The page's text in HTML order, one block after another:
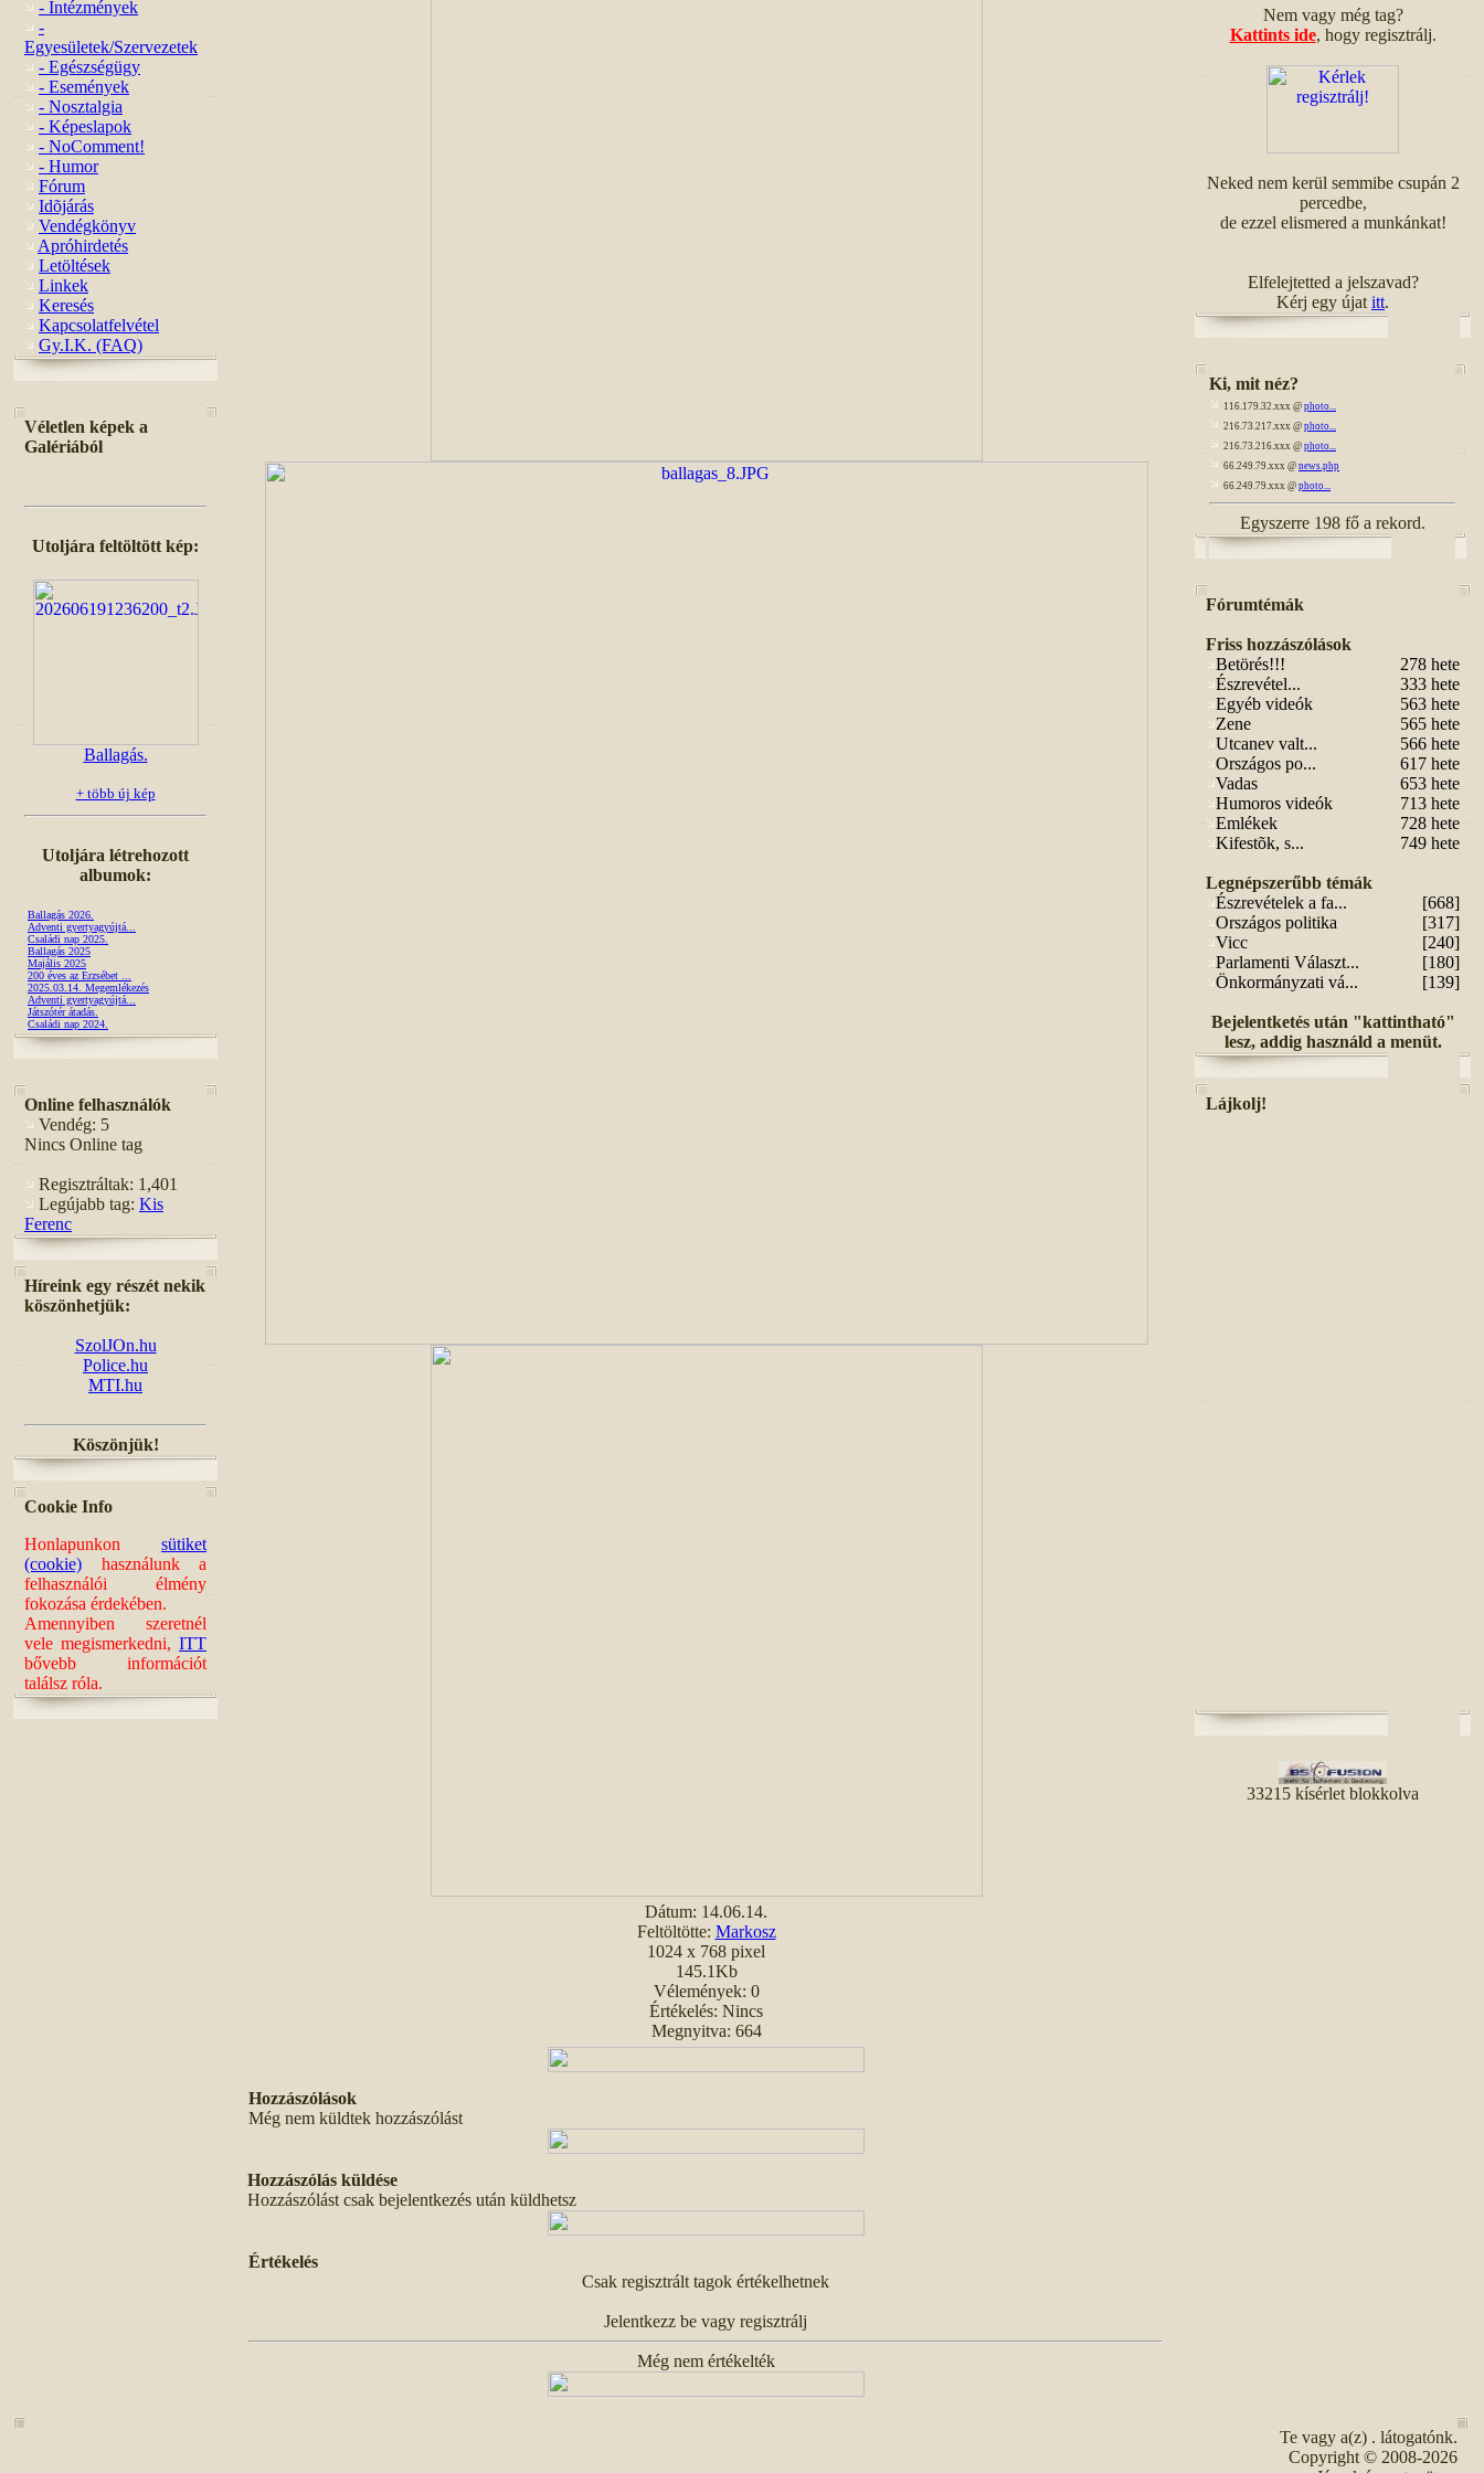
- Intézmények
-
Egyesületek/Szervezetek
- Egészségügy
- Események
- Nosztalgia
- Képeslapok
- NoComment!
- Humor
Fórum
Idõjárás
Vendégkönyv
Apróhirdetés
Letöltések
Linkek
Keresés
Kapcsolatfelvétel
Gy.I.K. (FAQ)
Véletlen képek a
Galériából
Utoljára feltöltött kép:
Ballagás.
+ több új kép
Utoljára létrehozott
albumok:
Ballagás 2026.
Adventi gyertyagyújtá...
Családi nap 2025.
Ballagás 2025
Majális 2025
200 éves az Erzsébet ...
2025.03.14. Megemlékezés
Adventi gyertyagyújtá...
Játszótér átadás.
Családi nap 2024.
Online felhasználók
Vendég: 5
Nincs Online tag
Regisztráltak: 1,401
Legújabb tag: Kis
Ferenc
Híreink egy részét nekik
köszönhetjük:
SzolJOn.hu
Police.hu
MTI.hu
Köszönjük!
Cookie Info
Honlapunkon sütiket
(cookie) használunk a
felhasználói élmény
fokozása érdekében.
Amennyiben szeretnél
vele megismerkedni, ITT
bővebb információt
találsz róla.
Dátum: 14.06.14.
Feltöltötte: Markosz
1024 x 768 pixel
145.1Kb
Vélemények: 0
Értékelés: Nincs
Megnyitva: 664
Hozzászólások
Még nem küldtek hozzászólást
Hozzászólás küldése
Hozzászólást csak bejelentkezés után küldhetsz
Értékelés
Csak regisztrált tagok értékelhetnek
Jelentkezz be vagy regisztrálj
Még nem értékelték
Nem vagy még tag?
Kattints ide, hogy regisztrálj.
Neked nem kerül semmibe csupán 2
percedbe,
de ezzel elismered a munkánkat!
Elfelejtetted a jelszavad?
Kérj egy újat itt.
Ki, mit néz?
116.179.32.xxx @ photo...
216.73.217.xxx @ photo...
216.73.216.xxx @ photo...
66.249.79.xxx @ news.php
66.249.79.xxx @ photo...
Egyszerre 198 fő a rekord.
Fórumtémák
Friss hozzászólások
Betörés!!!
278 hete
Észrevétel...
333 hete
Egyéb videók
563 hete
Zene
565 hete
Utcanev valt...
566 hete
Országos po...
617 hete
Vadas
653 hete
Humoros videók
713 hete
Emlékek
728 hete
Kifestõk, s...
749 hete
Legnépszerűbb témák
Észrevételek a fa...
[668]
Országos politika
[317]
Vicc
[240]
Parlamenti Választ...
[180]
Önkormányzati vá...
[139]
Bejelentketés után "kattintható"
lesz, addig használd a menüt.
Lájkolj!
33215 kísérlet blokkolva
Te vagy a(z) . látogatónk.
Copyright © 2008-2026